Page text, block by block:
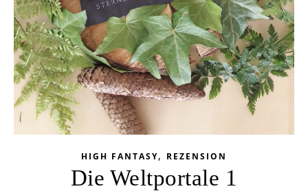
HIGH FANTASY, REZENSION
Die Weltportale 1